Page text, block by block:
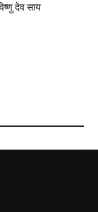
देव साय